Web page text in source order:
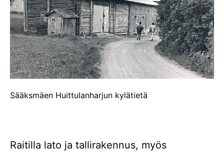
Sääksmäen Huittulanharjun kylätietä
Raitilla lato ja tallirakennus, myös